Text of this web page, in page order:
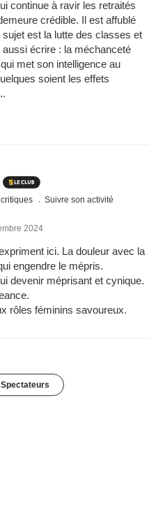
continue à ravir les retraités
crédible. Il est affublé
sujet est la lutte des classes et
aussi écrire : la méchanceté
met son intelligence au
soient les effets
Suivre son activité
2024
ici. La douleur avec la
engendre le mépris.
devenir méprisant et cynique.
rôles féminins savoureux.